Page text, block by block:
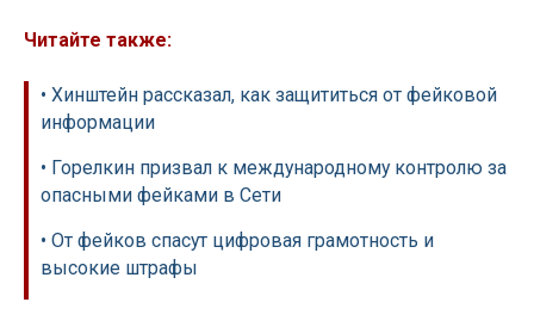
Читайте также:
• Хинштейн рассказал, как защититься от фейковой
информации
• Горелкин призвал к международному контролю за
опасными фейками в Сети
• От фейков спасут цифровая грамотность и
высокие штрафы